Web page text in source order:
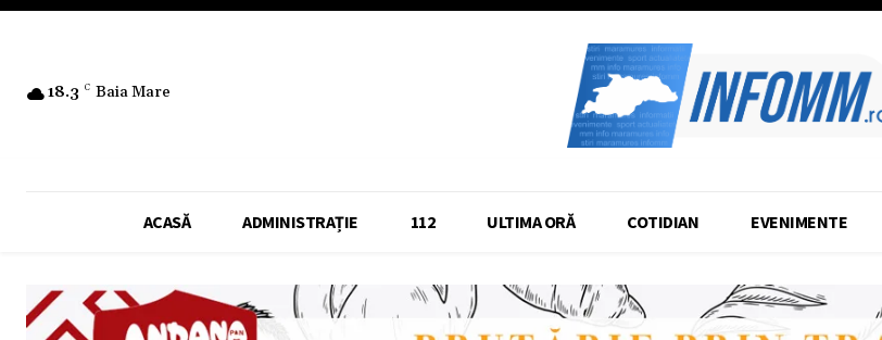
18.3 C Baia Mare
ACASĂ ADMINISTRAȚIE 112 ULTIMA ORĂ COTIDIAN EVENIMENTE